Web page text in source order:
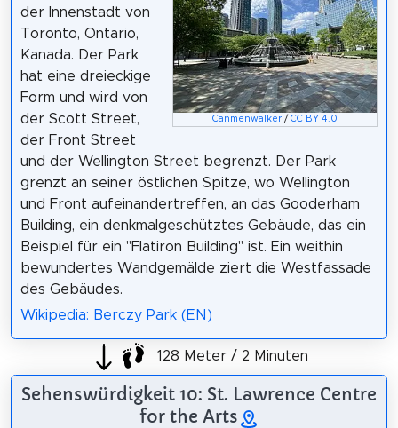
Canmenwalker /CC BY 4.0
der Innenstadt von
Toronto, Ontario,
Kanada. Der Park
hat eine dreieckige
Form und wird von
der Scott Street,
der Front Street
und der Wellington Street begrenzt. Der Park
grenzt an seiner östlichen Spitze, wo Wellington
und Front aufeinandertreffen, an das Gooderham
Building, ein denkmalgeschütztes Gebäude, das ein
Beispiel für ein "Flatiron Building" ist. Ein weithin
bewundertes Wandgemälde ziert die Westfassade
des Gebäudes.
Wikipedia: Berczy Park (EN)
128 Meter / 2 Minuten
Sehenswürdigkeit 10: St. Lawrence Centre
for the Arts